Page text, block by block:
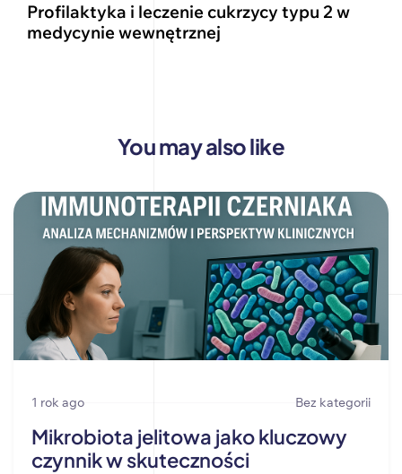
Profilaktyka i leczenie cukrzycy typu 2 w
medycynie wewnętrznej
You may also like
1 rok ago Bez kategorii
Mikrobiota jelitowa jako kluczowy
czynnik w skuteczności